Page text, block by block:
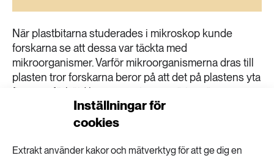
Inställningar för
cookies
Extrakt använder kakor och mätverktyg för att ge dig en
Transport
473 ARTIKLAR
Vatten
När plastbitarna studerades i mikroskop kunde
forskarna se att dessa var täckta med
mikroorganismer. Varför mikroorganismerna dras till
plasten tror forskarna beror på att det på plastens yta
finns en förhöjd koncentration av näringsämnen.
Plasten fungerar även som ett konkret underlag för
mikroorganismerna att växa på. Forskarna vet dock
övriga livet i havet. Upptäckten har gjorts av forskare